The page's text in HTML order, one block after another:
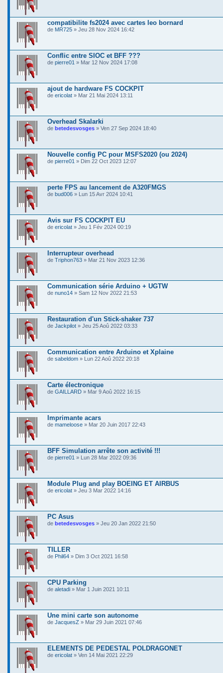
compatibilite fs2024 avec cartes leo bornard
de MR725 » Jeu 28 Nov 2024 16:42
Conflic entre SIOC et BFF ???
de pierre01 » Mar 12 Nov 2024 17:08
ajout de hardware FS COCKPIT
de ericolat » Mar 21 Mai 2024 13:11
Overhead Skalarki
de betedesvosges » Ven 27 Sep 2024 18:40
Nouvelle config PC pour MSFS2020 (ou 2024)
de pierre01 » Dim 22 Oct 2023 12:07
perte FPS au lancement de A320FMGS
de bud006 » Lun 15 Avr 2024 10:41
Avis sur FS COCKPIT EU
de ericolat » Jeu 1 Fév 2024 00:19
Interrupteur overhead
de Triphon763 » Mar 21 Nov 2023 12:36
Communication série Arduino + UGTW
de nuno14 » Sam 12 Nov 2022 21:53
Restauration d'un Stick-shaker 737
de Jackpilot » Jeu 25 Aoû 2022 03:33
Communication entre Arduino et Xplaine
de sabeldom » Lun 22 Aoû 2022 20:18
Carte électronique
de GAILLARD » Mar 9 Aoû 2022 16:15
Imprimante acars
de mameloose » Mar 20 Juin 2017 22:43
BFF Simulation arrête son activité !!!
de pierre01 » Lun 28 Mar 2022 09:36
Module Plug and play BOEING ET AIRBUS
de ericolat » Jeu 3 Mar 2022 14:16
PC Asus
de betedesvosges » Jeu 20 Jan 2022 21:50
TILLER
de Phil64 » Dim 3 Oct 2021 16:58
CPU Parking
de aletadi » Mar 1 Juin 2021 10:11
Une mini carte son autonome
de JacquesZ » Mar 29 Juin 2021 07:46
ELEMENTS DE PEDESTAL POLDRAGONET
de ericolat » Ven 14 Mai 2021 22:29